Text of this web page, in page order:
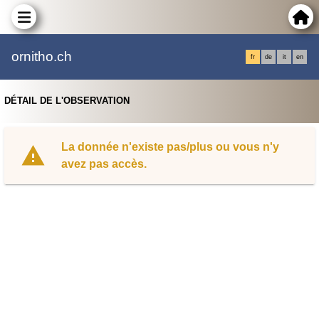
ornitho.ch fr de it en
DÉTAIL DE L'OBSERVATION
La donnée n'existe pas/plus ou vous n'y
avez pas accès.